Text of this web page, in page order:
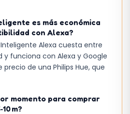
es más económica
con Alexa?
Alexa cuesta entre
y funciona con Alexa y Google
precio de una Philips Hue, que
momento para comprar
m?